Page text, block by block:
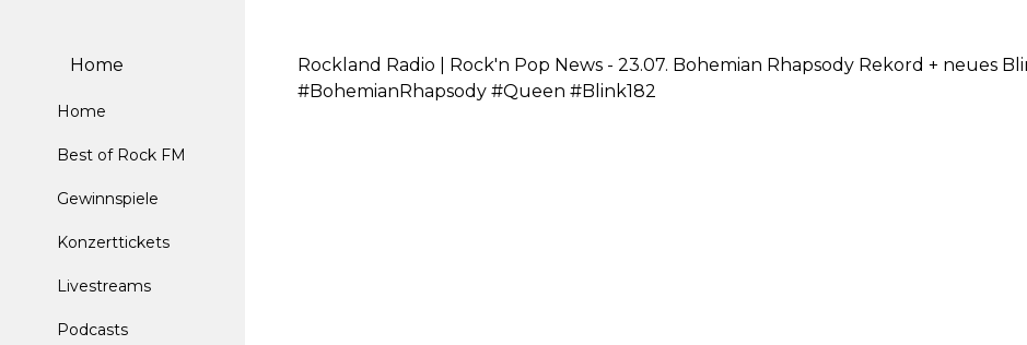
Home
Home
Best of Rock FM
Gewinnspiele
Konzerttickets
Livestreams
Podcasts
Rockland Radio | Rock'n Pop News - 23.07. Bohemian Rhapsody Rekord + neues
#BohemianRhapsody #Queen #Blink182